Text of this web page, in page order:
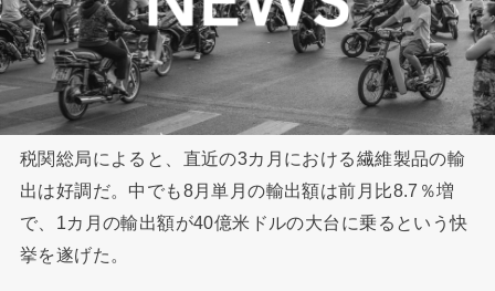
税関総局によると、直近の3カ月における繊維製品の輸
出は好調だ。中でも8月単月の輸出額は前月比8.7％増
で、1カ月の輸出額が40億米ドルの大台に乗るという快
挙を遂げた。